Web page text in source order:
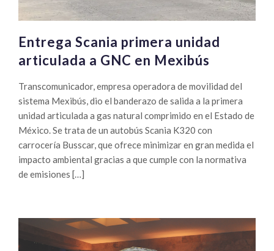
Entrega Scania primera unidad
articulada a GNC en Mexibús
Transcomunicador, empresa operadora de movilidad del
sistema Mexibús, dio el banderazo de salida a la primera
unidad articulada a gas natural comprimido en el Estado de
México. Se trata de un autobús Scania K320 con
carrocería Busscar, que ofrece minimizar en gran medida el
impacto ambiental gracias a que cumple con la normativa
de emisiones […]